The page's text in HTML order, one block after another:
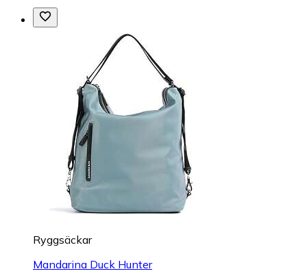
Ryggsäckar
Mandarina Duck Hunter